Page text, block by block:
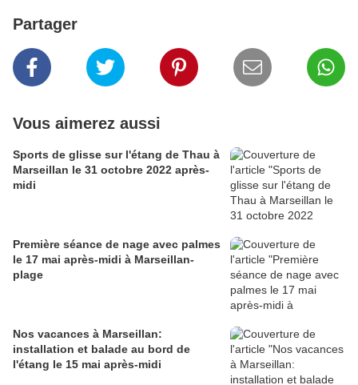
Partager
Vous aimerez aussi
Sports de glisse sur l'étang de Thau à
Marseillan le 31 octobre 2022 après-
midi
Première séance de nage avec palmes
le 17 mai après-midi à Marseillan-
plage
Nos vacances à Marseillan:
installation et balade au bord de
l'étang le 15 mai après-midi